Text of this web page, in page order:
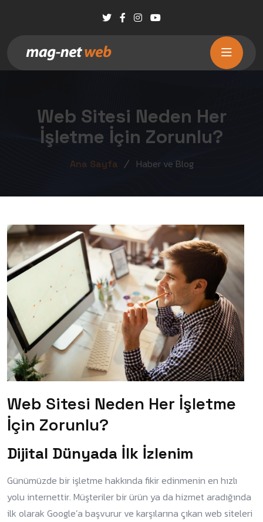
Web Sitesi Neden Her
İşletme İçin Zorunlu?
Ana Sayfa Haber ve Blog
Web Sitesi Neden Her İşletme
İçin Zorunlu?
Dijital Dünyada İlk İzlenim
Günümüzde bir işletme hakkında fikir edinmenin en hızlı
yolu internettir. Müşteriler bir ürün ya da hizmet aradığında
ilk olarak Google’a başvurur ve karşılarına çıkan web siteleri